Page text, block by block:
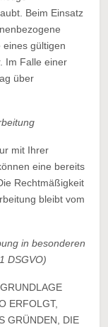
Beim Einsatz
gültigen
Im Falle einer
über
mit Ihrer
eine bereits
Rechtmäßigkeit
bleibt vom
in besonderen
DSGVO)
ERFOLGT,
GRÜNDEN, DIE